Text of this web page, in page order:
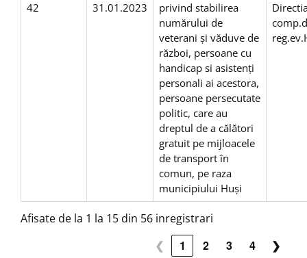
42 31.01.2023
privind stabilirea
numărului de
veterani şi văduve de
război, persoane cu
handicap si asistenţi
personali ai acestora,
persoane persecutate
politic, care au
dreptul de a călători
gratuit pe mijloacele
de transport în
comun, pe raza
municipiului Huşi
Afisate de la 1 la 15 din 56 inregistrari
❮ 1 2 3 4 ❯